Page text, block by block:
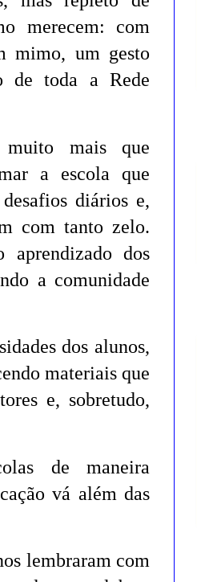
merecem: com
mimo, um gesto
de toda a Rede
muito mais que
a escola que
diários e,
com tanto zelo.
aprendizado dos
a comunidade
dos alunos,
materiais que
e, sobretudo,
de maneira
vá além das
lembraram com